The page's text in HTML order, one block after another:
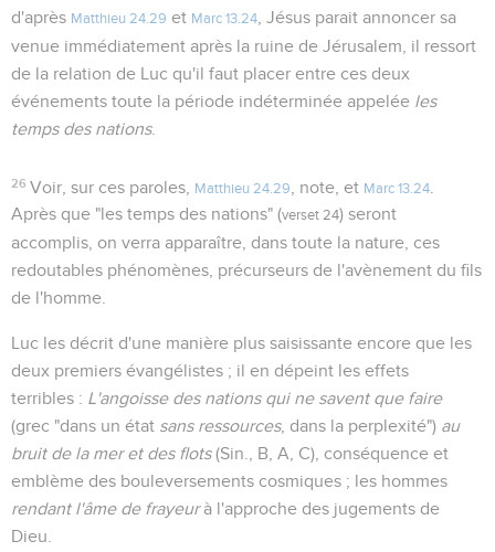
d'après Matthieu 24.29 et Marc 13.24
, Jésus parait annoncer sa
venue immédiatement après la ruine de Jérusalem, il ressort
de la relation de Luc qu'il faut placer entre ces deux
événements toute la période indéterminée appelée les
temps des nations.
26 Voir, sur ces paroles, Matthieu 24.29 , note, et Marc 13.24
Après que "les temps des nations" (verset 24) seront
accomplis, on verra apparaître, dans toute la nature, ces
redoutables phénomènes, précurseurs de l'avènement du fils
de l'homme.
Luc les décrit d'une manière plus saisissante encore que les
deux premiers évangélistes ; il en dépeint les effets
terribles : L'angoisse des nations qui ne savent que faire
(grec "dans un état sans ressources, dans la perplexité") au
bruit de la mer et des flots(Sin., B, A, C), conséquence et
emblème des bouleversements cosmiques ; les hommes
rendant l'âme de frayeurà l'approche des jugements de
Dieu.